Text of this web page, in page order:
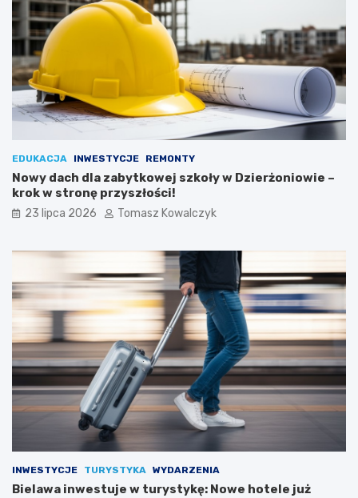
EDUKACJA INWESTYCJE REMONTY
Nowy dach dla zabytkowej szkoły w Dzierżoniowie –
krok w stronę przyszłości!
23 lipca 2026 Tomasz Kowalczyk
INWESTYCJE TURYSTYKA WYDARZENIA
Bielawa inwestuje w turystykę: Nowe hotele już